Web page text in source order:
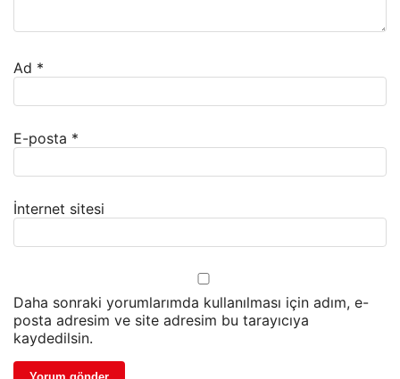
Ad *
E-posta *
İnternet sitesi
Daha sonraki yorumlarımda kullanılması için adım, e-
posta adresim ve site adresim bu tarayıcıya
kaydedilsin.